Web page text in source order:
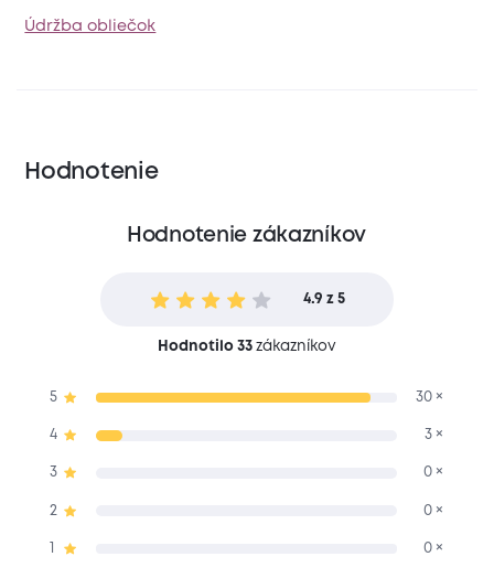
Údržba obliečok
Hodnotenie
Hodnotenie zákazníkov
4.9 z 5
Hodnotilo 33zákazníkov
5 30 ×
4 3 ×
3 0 ×
2 0 ×
0 ×